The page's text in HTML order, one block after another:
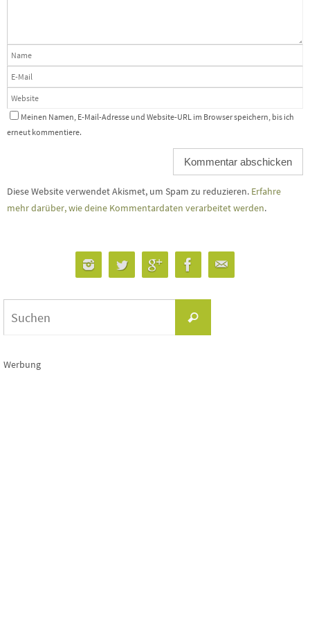
Meinen Namen, E-Mail-Adresse und Website-URL im Browser speichern, bis ich
erneut kommentiere.
Diese Website verwendet Akismet, um Spam zu reduzieren. Erfahre
mehr darüber, wie deine Kommentardaten verarbeitet werden.
Suchen
Werbung